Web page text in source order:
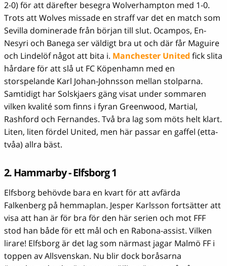
2-0) för att därefter besegra Wolverhampton med 1-0.
Trots att Wolves missade en straff var det en match som
Sevilla dominerade från början till slut. Ocampos, En-
Nesyri och Banega ser väldigt bra ut och där får Maguire
och Lindelöf något att bita i. Manchester United fick slita
hårdare för att slå ut FC Köpenhamn med en
storspelande Karl Johan-Johnsson mellan stolparna.
Samtidigt har Solskjaers gäng visat under sommaren
vilken kvalité som finns i fyran Greenwood, Martial,
Rashford och Fernandes. Två bra lag som möts helt klart.
Liten, liten fördel United, men här passar en gaffel (etta-
tvåa) allra bäst.
2. Hammarby - Elfsborg 1
Elfsborg behövde bara en kvart för att avfärda
Falkenberg på hemmaplan. Jesper Karlsson fortsätter att
visa att han är för bra för den här serien och mot FFF
stod han både för ett mål och en Rabona-assist. Vilken
lirare! Elfsborg är det lag som närmast jagar Malmö FF i
toppen av Allsvenskan. Nu blir dock boråsarna